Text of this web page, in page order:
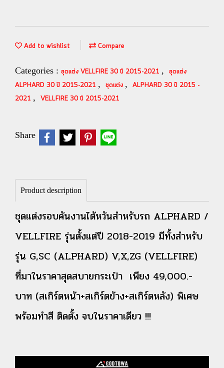
Add to wishlist Compare
Categories : ชุดแต่ง VELLFIRE 30 ปี 2015-2021 , ชุดแต่ง
ALPHARD 30 ปี 2015-2021 , ชุดแต่ง , ALPHARD 30 ปี 2015 -
2021 , VELLFIRE 30 ปี 2015-2021
Share
Product description
ชุดแต่งรอบคันงานไต้หวันสำหรับรถ ALPHARD /
VELLFIRE รุ่นตั้งแต่ปี 2018-2019 มีทั้งสำหรับ
รุ่น G,SC (ALPHARD) V,X,ZG (VELLFIRE)
ที่มาในราคาสุดสบายกระเป๋า เพียง 49,000.-
บาท (สเกิร์ตหน้า+สเกิร์ตข้าง+สเกิร์ตหลัง) พิเศษ
พร้อมทำสี ติดตั้ง จบในราคาเดียว !!!